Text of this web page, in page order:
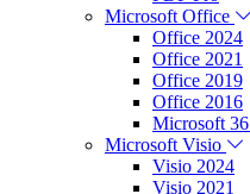
Microsoft Office
Office 2024
Office 2021
Office 2019
Office 2016
Microsoft
Microsoft Visio
Visio 2024
Visio 2021